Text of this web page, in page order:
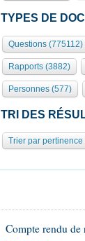
TYPES DE
Questions (775112)
Rapports (3882)
Personnes (577)
TRI DES
Trier par pertinence
Compte rendu de